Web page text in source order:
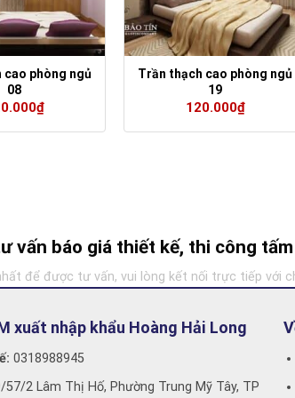
cao phòng ngủ
08
₫
Trần thạch cao phòng ngủ
19
120.000₫
vấn báo giá thiết kế, thi công
để được tư vấn, vui lòng kết nối trực tiếp với
xuất nhập khẩu Hoàng Hải Long
0318988945
57/2 Lâm Thị Hố, Phường Trung Mỹ Tây, TP